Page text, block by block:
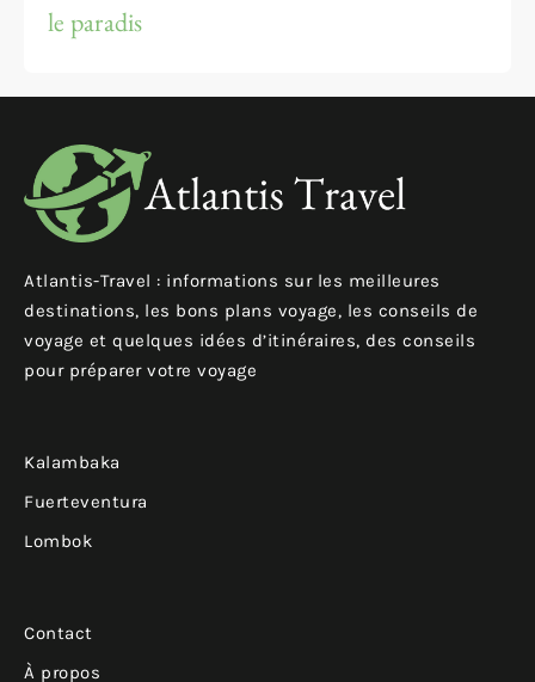
le paradis
Atlantis-Travel : informations sur les meilleures
destinations, les bons plans voyage, les conseils de
voyage et quelques idées d’itinéraires, des conseils
pour préparer votre voyage
Kalambaka
Fuerteventura
Lombok
Contact
À propos